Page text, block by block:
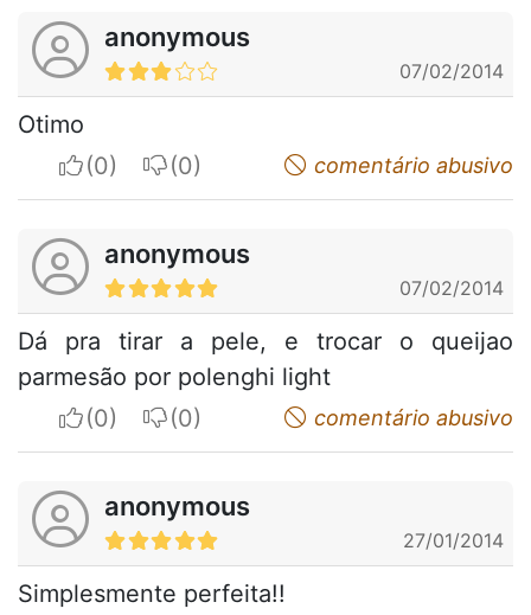
anonymous
07/02/2014
Otimo
I apreciateI do not appreciatecomentário abusivo
anonymous
07/02/2014
Dá pra tirar a pele, e trocar o queijao
parmesão por polenghi light
I apreciateI do not appreciatecomentário abusivo
anonymous
27/01/2014
Simplesmente perfeita!!